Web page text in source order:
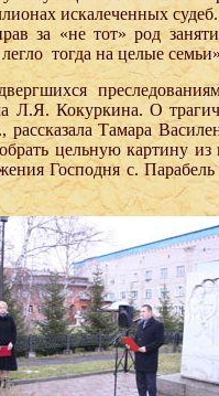
искалеченных
за «не тот» род
тогда на целые
Л.Я. Кокуркина. О
Тамара
цельную картину
Господня с.